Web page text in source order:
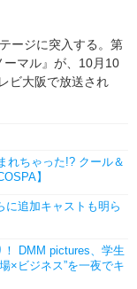
座談会
ABEMA Cafe
ージに突入する。第
マル』が、10月10
ビ大阪で放送され
れちゃった!? クール＆
】
追加キャストも明ら
！ DMM pictures、学生
×ビジネス”を一夜でキ